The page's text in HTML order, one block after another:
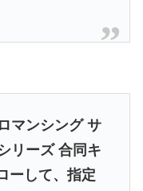
マンシング サ
リーズ 合同キ
ーして、指定